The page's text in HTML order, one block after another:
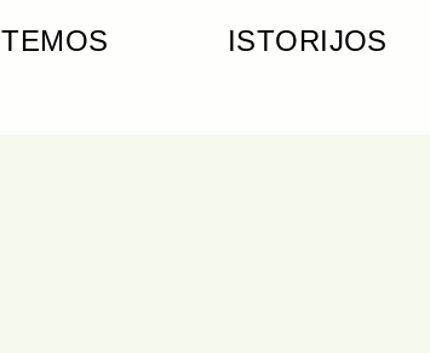
ISTORIJOS